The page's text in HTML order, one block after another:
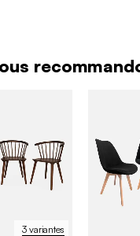
3 variantes